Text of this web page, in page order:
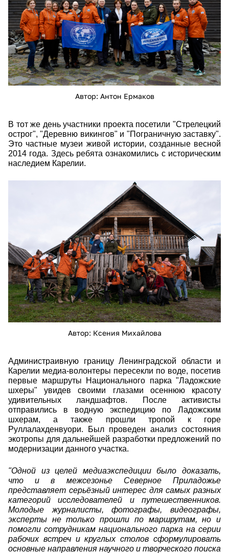
Автор: Антон Ермаков
В тот же день участники проекта посетили "Стрелецкий
острог", "Деревню викингов" и "Пограничную заставку".
Это частные музеи живой истории, созданные весной
2014 года. Здесь ребята ознакомились с историческим
наследием Карелии.
mihaylova_kseniya_3.jpg
Автор: Ксения Михайлова
Администраивную границу Ленинградской области и
Карелии медиа-волонтеры пересекли по воде, посетив
первые маршруты Национального парка "Ладожские
шхеры" увидев своими глазами осеннюю красоту
удивительных ландшафтов. После активисты
отправились в водную экспедицию по Ладожским
шхерам, а также прошли тропой к горе
Руллалахденвуори. Был проведен анализ состояния
экотропы для дальнейшей разработки предложений по
модернизации данного участка.
"Одной из целей медиаэкспедиции было доказать,
что и в межсезонье Северное Приладожье
представляет серьёзный интерес для самых разных
категорий исследователей и путешественников.
Молодые журналисты, фотографы, видеографы,
эксперты не только прошли по маршрутам, но и
помогли сотрудникам национального парка на серии
рабочих встреч и круглых столов сформулировать
основные направления научного и творческого поиска